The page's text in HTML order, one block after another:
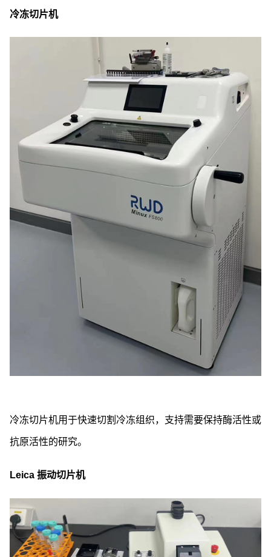
冷冻切片机
冷冻切片机用于快速切割冷冻组织，支持需要保持酶活性或
抗原活性的研究。
Leica 振动切片机